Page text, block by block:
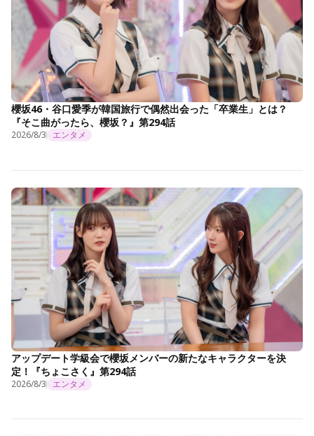
櫻坂46・谷口愛季が韓国旅行で偶然出会った「卒業生」とは？
『そこ曲がったら、櫻坂？』第294話
2026/8/3 エンタメ
アップデート学級会で櫻坂メンバーの新たなキャラクターを決
定！『ちょこさく』第294話
2026/8/3 エンタメ